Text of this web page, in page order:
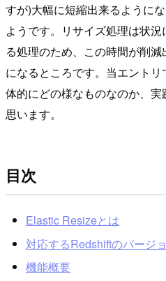
すが)大幅に短縮出来るように
ようです。リサイズ処理は状
る処理のため、この時間が削
になるところです。当エント
体的にどの様なものなのか、
思います。
目次
Elastic Resizeとは
対応するRedshiftのバージ
機能概要